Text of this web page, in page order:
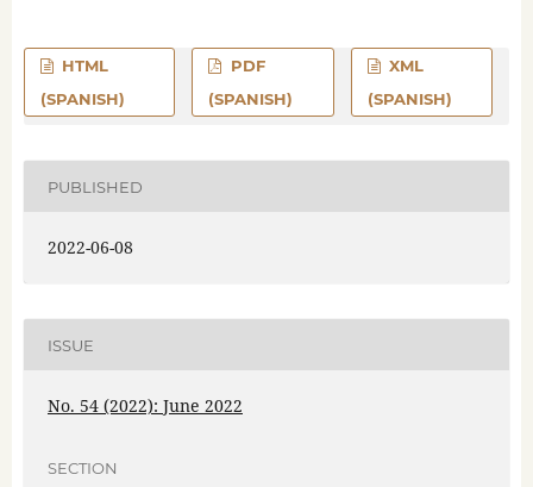
HTML
(SPANISH)
PDF
(SPANISH)
XML
(SPANISH)
PUBLISHED
2022-06-08
ISSUE
No. 54 (2022): June 2022
SECTION